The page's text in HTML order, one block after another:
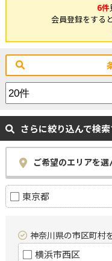
6件
会員登録をする
さらに絞り込んで検索
ご希望のエリアを
東京都
神奈川県の市区町村
横浜市西区